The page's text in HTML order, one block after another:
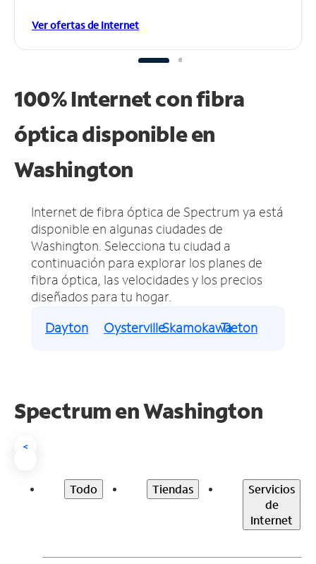
Ver ofertas de Internet
100% Internet con fibra
óptica disponible en
Washington
Internet de fibra óptica de Spectrum ya está
disponible en algunas ciudades de
Washington. Selecciona tu ciudad a
continuación para explorar los planes de
fibra óptica, las velocidades y los precios
diseñados para tu hogar.
Dayton
OystervilleSkamokawaTieton
Spectrum enWashington
<
Todo Tiendas
Servicios
de
Internet